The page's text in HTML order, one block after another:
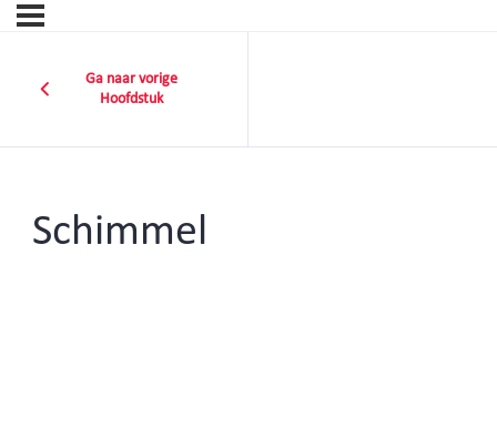
Ga naar vorige
Hoofdstuk
Schimmel